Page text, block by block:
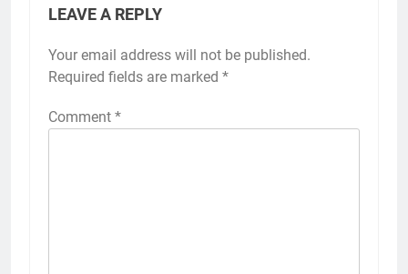
LEAVE A REPLY
Your email address will not be published.
Required fields are marked *
Comment *